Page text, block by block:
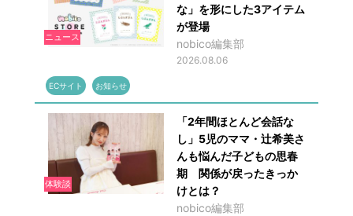
ニュース
な」を形にした3アイテム
が登場
nobico編集部
2026.08.06
ECサイト お知らせ
体験談
「2年間ほとんど会話な
し」5児のママ・辻希美さ
んも悩んだ子どもの思春
期 関係が戻ったきっか
けとは？
nobico編集部